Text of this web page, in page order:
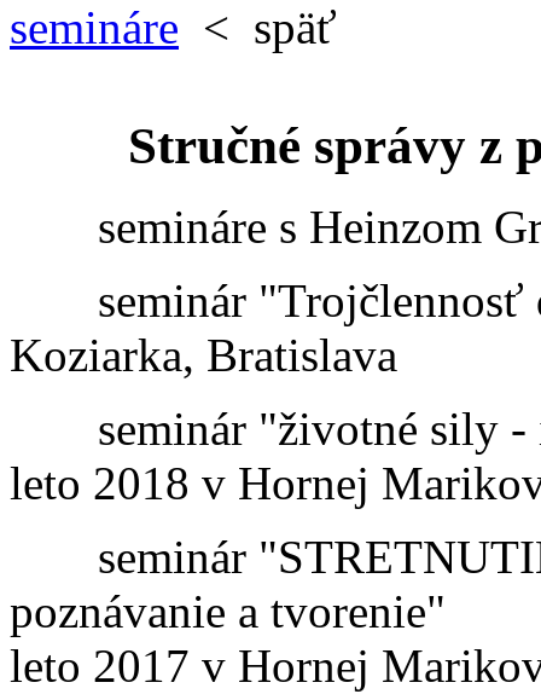
semináre < späť
Stručné správy z
semináre s Heinzom
seminár "Trojčlennosť
Koziarka, Bratislava
seminár "životné sily -
leto 2018 v Hornej
seminár
poznávanie a tvorenie"
leto 2017 v Hornej